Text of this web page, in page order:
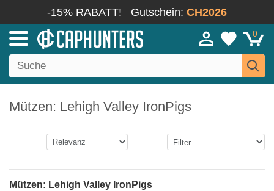
-15% RABATT! Gutschein: CH2026
0
Mützen: Lehigh Valley IronPigs
Mützen: Lehigh Valley IronPigs